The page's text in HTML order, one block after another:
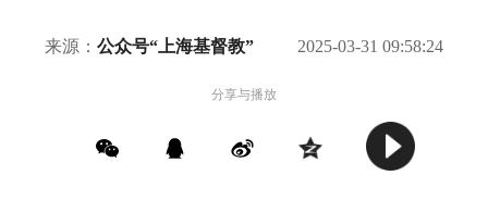
来源： 公众号“上海基督教” 2025-03-31 09:58:24
分享与播放